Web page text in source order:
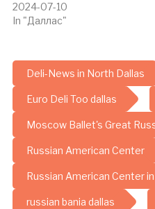
2014 год станет для всех
нас годом большого и
семейного счастья. Ваша
газета The Dallas
Telegraph Art by Art Miller
2024-07-10
In "Даллас"
Deli-News in North Dallas
Euro Deli Too dallas
Moscow Ballet's Great
Russian American Center
Russian American Center
russian bania dallas